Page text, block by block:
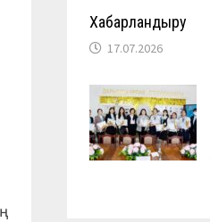
Хабарландыру
17.07.2026